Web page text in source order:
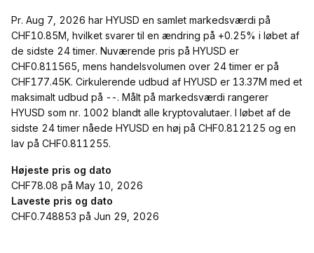
Pr. Aug 7, 2026 har HYUSD en samlet markedsværdi på
CHF10.85M, hvilket svarer til en ændring på +0.25% i løbet af
de sidste 24 timer. Nuværende pris på HYUSD er
CHF0.811565, mens handelsvolumen over 24 timer er på
CHF177.45K. Cirkulerende udbud af HYUSD er 13.37M med et
maksimalt udbud på --. Målt på markedsværdi rangerer
HYUSD som nr. 1002 blandt alle kryptovalutaer. I løbet af de
sidste 24 timer nåede HYUSD en høj på CHF0.812125 og en
lav på CHF0.811255.
Højeste pris og dato
CHF78.08 på May 10, 2026
Laveste pris og dato
CHF0.748853 på Jun 29, 2026